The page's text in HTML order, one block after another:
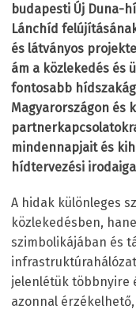
budapesti Új Duna-
Lánchíd
és látványos
ám a közlekedés és
fontosabb
Magyarországon és
mindennapjait és
hídtervezési
A hidak különleges
közlekedésben,
szimbolikájában és
jelenlétük többnyire
azonnal